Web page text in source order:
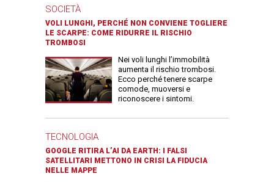
SOCIETÀ
VOLI LUNGHI, PERCHÉ NON CONVIENE TOGLIERE
LE SCARPE: COME RIDURRE IL RISCHIO
TROMBOSI
Nei voli lunghi l’immobilità
aumenta il rischio trombosi.
Ecco perché tenere scarpe
comode, muoversi e
riconoscere i sintomi.
TECNOLOGIA
GOOGLE RITIRA L’AI DA EARTH: I FALSI
SATELLITARI METTONO IN CRISI LA FIDUCIA
NELLE MAPPE